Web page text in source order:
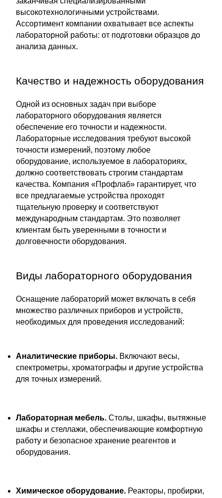
высокотехнологичными устройствами.
Ассортимент компании охватывает все аспекты
лабораторной работы: от подготовки образцов до
анализа данных.
Качество и надежность оборудования
Одной из основных задач при выборе
лабораторного оборудования является
обеспечение его точности и надежности.
Лабораторные исследования требуют высокой
точности измерений, поэтому любое
оборудование, используемое в лабораториях,
должно соответствовать строгим стандартам
качества. Компания «Профлаб» гарантирует, что
все предлагаемые устройства проходят
тщательную проверку и соответствуют
международным стандартам. Это позволяет
клиентам быть уверенными в точности и
долговечности оборудования.
Виды лабораторного оборудования
Оснащение лабораторий может включать в себя
множество различных приборов и устройств,
необходимых для проведения исследований:
Аналитические приборы. Включают весы,
спектрометры, хроматографы и другие устройства
для точных измерений.
Лабораторная мебель. Столы, шкафы, вытяжные
шкафы и стеллажи, обеспечивающие комфортную
работу и безопасное хранение реагентов и
оборудования.
Химическое оборудование. Реакторы, пробирки,